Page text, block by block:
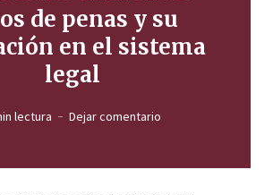
de penas y su
en el sistema
legal
lectura Dejar comentario